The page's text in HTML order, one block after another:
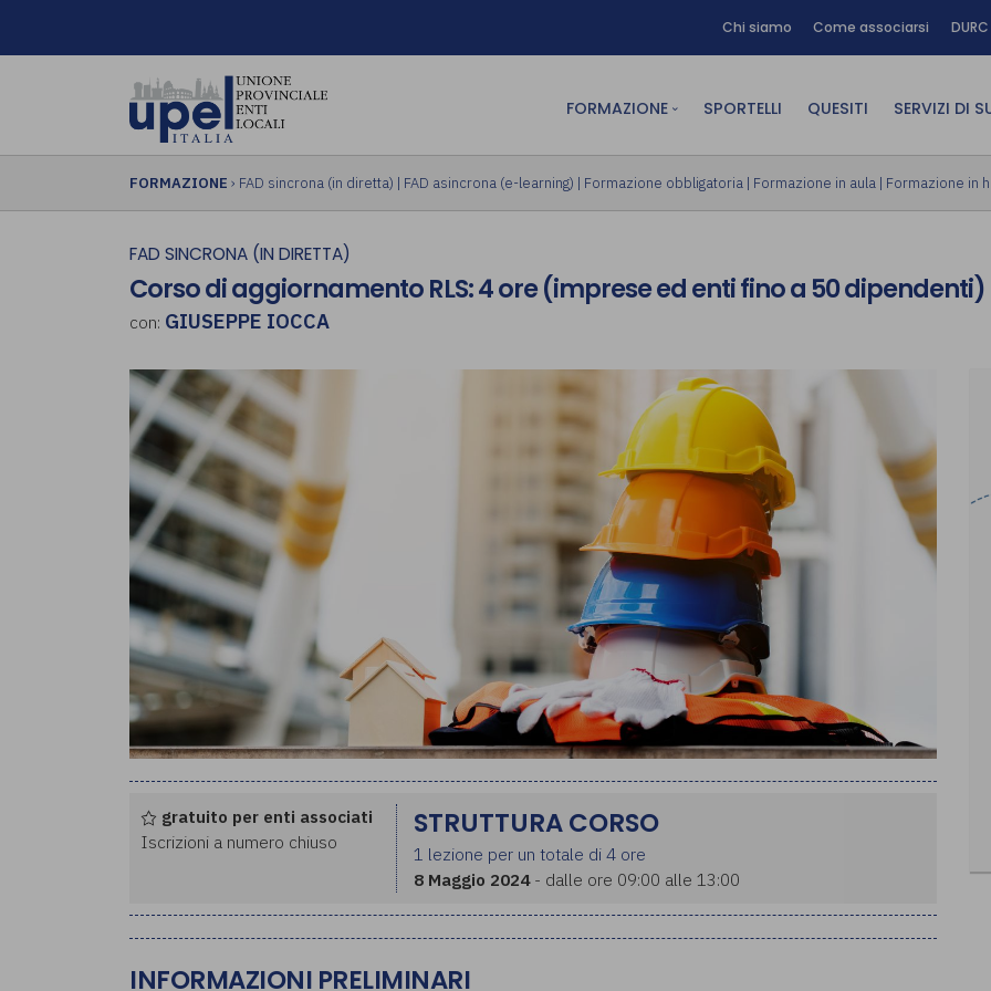
Chi siamo Come associarsi
FORMAZIONE
FAD sincrona (in diretta)
FAD asincrona (e-learning)
Formazione in aula
Piano formativo gratuito
associati
Archivio Formazione
SPORTELLI QUESITI SERVIZI DI
Area
Area
Area
FORMAZIONE › FAD sincrona (in diretta) | FAD asincrona (e-learning) | Formazione obbligatoria | Formazione in aula | Formazione in
FAD SINCRONA (IN DIRETTA)
Corso di aggiornamento RLS: 4 ore (imprese ed enti fino a 50 dipendenti)
con: GIUSEPPE IOCCA
gratuito per enti associati
Iscrizioni a numero chiuso
STRUTTURA CORSO
1 lezione per un totale di 4 ore
8 Maggio 2024- dalle ore 09:00 alle 13:00
INFORMAZIONI PRELIMINARI